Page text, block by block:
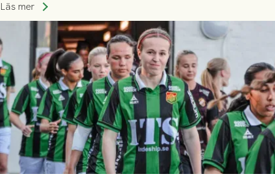
ännu inte har någon biljett kan anmäla ditt intresse. Du kan
inte själv överlåta din biljett till någon annan.
Läs mer